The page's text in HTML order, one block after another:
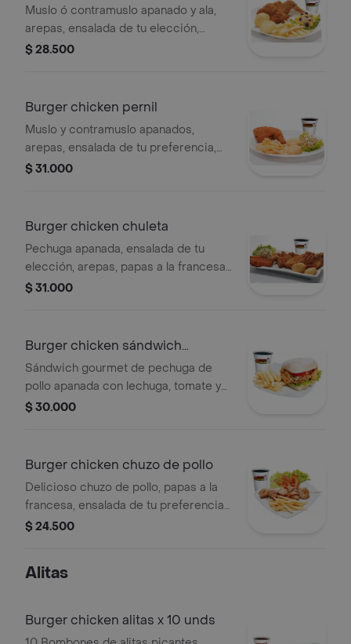
Muslo ó contramuslo apanado y ala,
arepas, ensalada de tu elección,
papas a la francesa ó yuquita frita y
$ 28.500
Burger chicken pernil
Muslo y contramuslo apanados,
arepas, ensalada de tu preferencia,
papas a la francesa ó yuquita frita y
$ 31.000
Burger chicken chuleta
Pechuga apanada, ensalada de tu
elección, arepas, papas a la francesa
ó yuquita frita y gaseosa de tu gusto
$ 31.000
Burger chicken sándwich
gourmet
Sándwich gourmet de pechuga de
pollo apanada con lechuga, tomate y
queso. Incluye papas a la francesa y
$ 30.000
Burger chicken chuzo de pollo
Delicioso chuzo de pollo, papas a la
francesa, ensalada de tu preferencia
y gaseosa de 250 ml de tu gusto
$ 24.500
Alitas
Burger chicken alitas x 10 unds